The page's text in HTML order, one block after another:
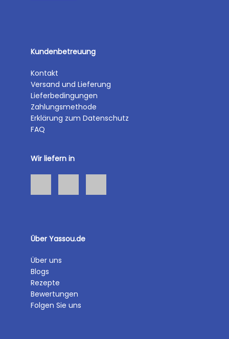
Kundenbetreuung
Kontakt
Versand und Lieferung
Lieferbedingungen
Zahlungsmethode
Erklärung zum Datenschutz
FAQ
Wir liefern in
Über Yassou.de
Über uns
Blogs
Rezepte
Bewertungen
Folgen Sie uns